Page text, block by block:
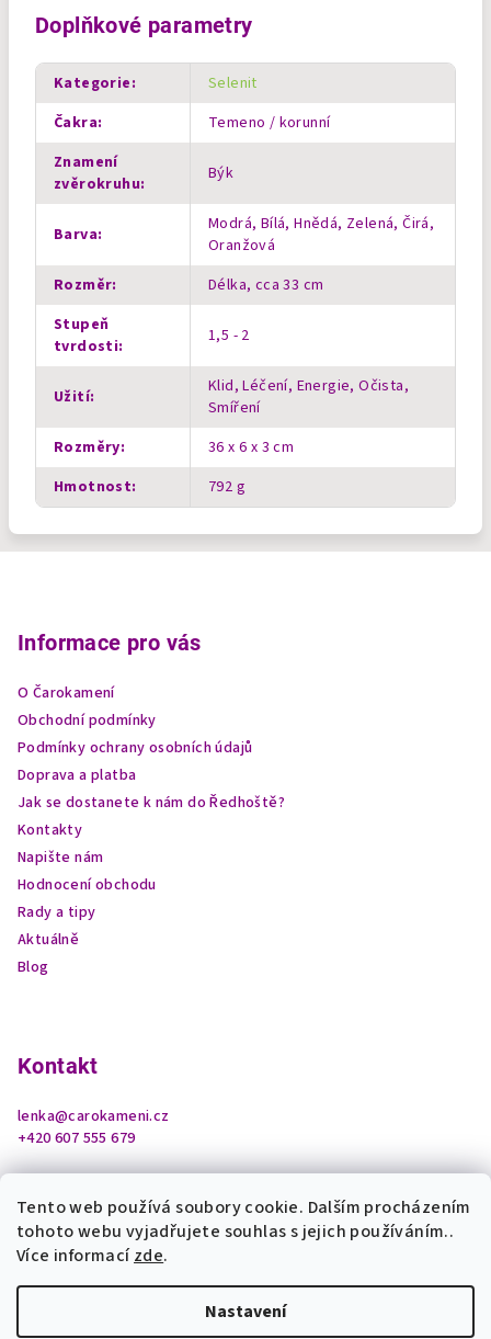
Tento web používá soubory cookie. Dalším procházením
tohoto webu vyjadřujete souhlas s jejich používáním..
Více informacízde.
Nastavení
Doplňkové parametry
Kategorie:
Selenit
Čakra:
Temeno / korunní
Znamení
zvěrokruhu: Býk
Barva:
Modrá, Bílá, Hnědá, Zelená, Čirá,
Oranžová
Rozměr:
Délka, cca 33 cm
Stupeň
tvrdosti: 1,5 - 2
Užití:
Klid, Léčení, Energie, Očista,
Smíření
Rozměry:
36 x 6 x 3 cm
Hmotnost: 792 g
Informace pro vás
O Čarokamení
Obchodní podmínky
Podmínky ochrany osobních údajů
Doprava a platba
Jak se dostanete k nám do Ředhoště?
Kontakty
Napište nám
Hodnocení obchodu
Rady a tipy
Aktuálně
Blog
Kontakt
lenka@carokameni.cz
+420 607 555 679